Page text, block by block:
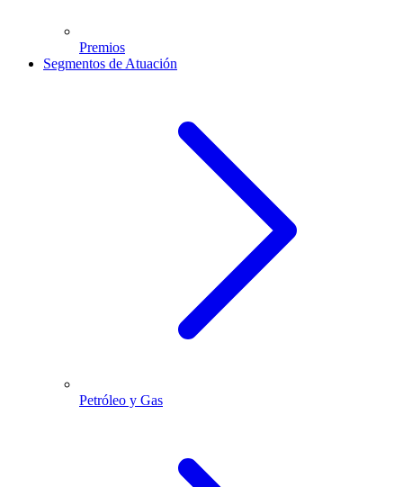
Premios
Segmentos de Atuación
Petróleo y Gas